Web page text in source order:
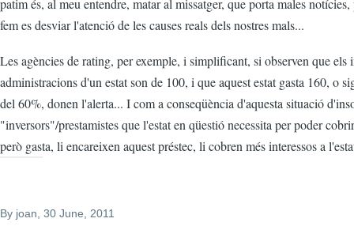
fem es desviar l'atenció de les causes reals dels nostres mals...
Les agències de rating, per exemple, i simplificant, si observen que els
administracions d'un estat son de 100, i que aquest estat gasta 160, o
del 60%, donen l'alerta... I com a conseqüència d'aquesta situació
"inversors"/prestamistes que l'estat en qüestió necessita per poder
però gasta, li encareixen aquest préstec, li cobren més interessos a
By joan , 30 June, 2011